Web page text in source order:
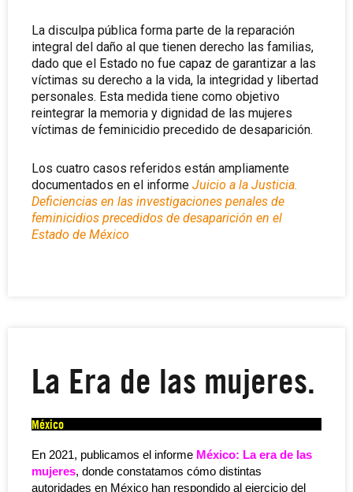
La disculpa pública forma parte de la reparación
integral del daño al que tienen derecho las familias,
dado que el Estado no fue capaz de garantizar a las
víctimas su derecho a la vida, la integridad y libertad
personales. Esta medida tiene como objetivo
reintegrar la memoria y dignidad de las mujeres
víctimas de feminicidio precedido de desaparición.
Los cuatro casos referidos están ampliamente
documentados en el informe Juicio a la Justicia.
Deficiencias en las investigaciones penales de
feminicidios precedidos de desaparición en el
Estado de México
La Era de las mujeres.
México
En 2021, publicamos el informe México: La era de las
mujeres, donde constatamos cómo distintas
autoridades en México han respondido al ejercicio del